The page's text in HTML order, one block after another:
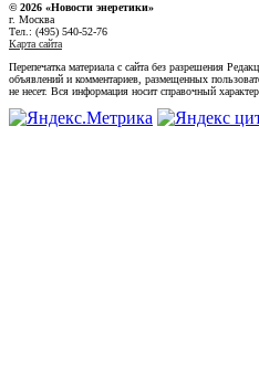
© 2026 «Новости энеретики»
г. Москва
Тел.: (495) 540-52-76
Карта сайта
Перепечатка материала с сайта без разрешения
объявлений и комментариев, размещенных
не несет. Вся информация носит справочный